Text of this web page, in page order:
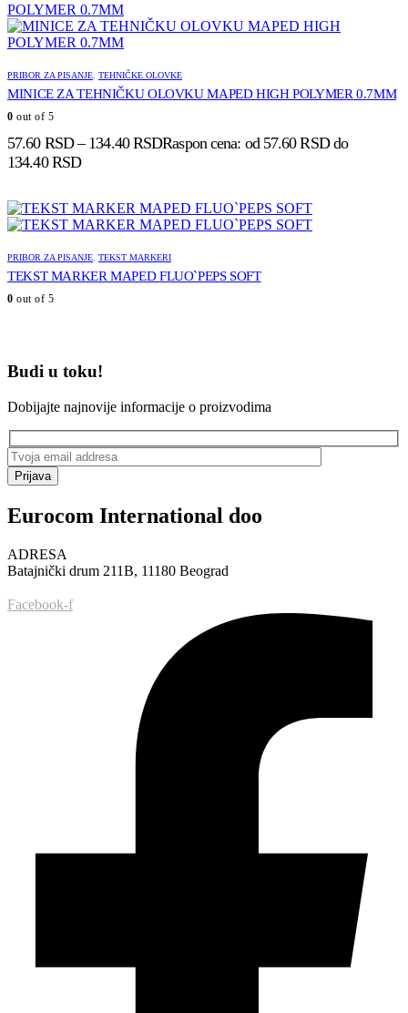
PRIBOR ZA PISANJE TEHNIČKE OLOVKE
MINICE ZA TEHNIČKU OLOVKU MAPED HIGH POLYMER 0.7MM
0 out of 5
57.60 RSD – 134.40RSDRaspon cena: od 57.60 RSD do
134.40 RSD
PRIBOR ZA PISANJE TEKST MARKERI
TEKST MARKER MAPED FLUO`PEPS SOFT
0 out of 5
Budi u toku!
Dobijajte najnovije informacije o proizvodima
Prijava
Eurocom International doo
ADRESA
Batajnički drum 211B, 11180 Beograd
Facebook-f